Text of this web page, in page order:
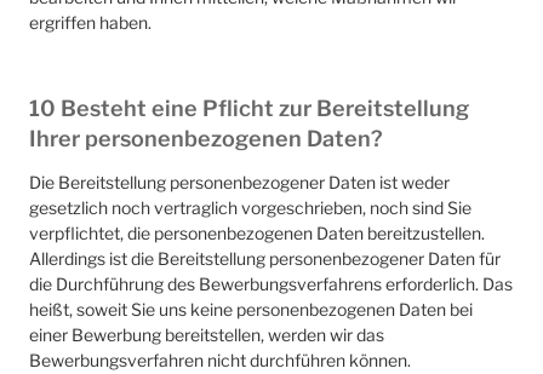
ergriffen haben.
10 Besteht eine Pflicht zur Bereitstellung
Ihrer personenbezogenen Daten?
Die Bereitstellung personenbezogener Daten ist weder
gesetzlich noch vertraglich vorgeschrieben, noch sind Sie
verpflichtet, die personenbezogenen Daten bereitzustellen.
Allerdings ist die Bereitstellung personenbezogener Daten für
die Durchführung des Bewerbungsverfahrens erforderlich. Das
heißt, soweit Sie uns keine personenbezogenen Daten bei
einer Bewerbung bereitstellen, werden wir das
Bewerbungsverfahren nicht durchführen können.